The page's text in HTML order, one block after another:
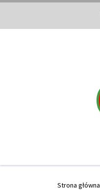
Strona główna